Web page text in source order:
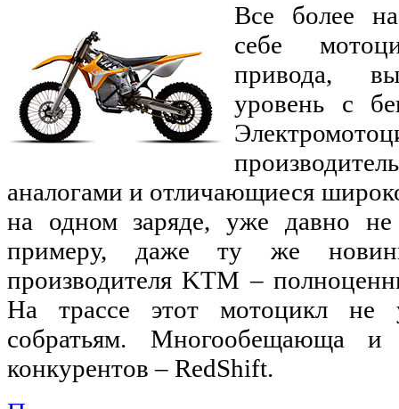
Все более
себе
привода,
уровень с
аналогами и отличающиеся
на одном заряде, уже давно не
примеру, даже ту же
производителя KTM –
На трассе этот мотоцикл не
собратьям. Многообещающа и
конкурентов – RedShift.